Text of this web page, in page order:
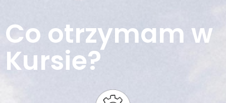
Co otrzymam w
Kursie?